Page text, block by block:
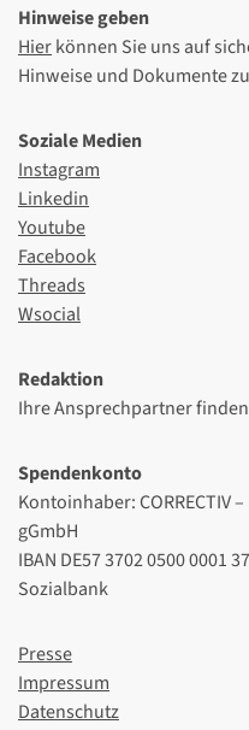
Hinweise geben
Hierkönnen Sie uns auf
Hinweise und Dokumente
Soziale Medien
Instagram
Linkedin
Youtube
Facebook
Threads
Wsocial
Redaktion
Ihre Ansprechpartner
Spendenkonto
Kontoinhaber: CORRECTIV
gGmbH
IBAN DE57 3702 0500 0001
Sozialbank
Presse
Impressum
Datenschutz